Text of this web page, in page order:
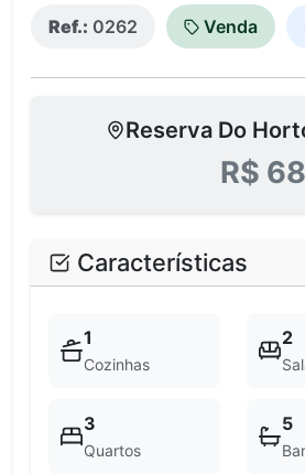
Ref.: 0262 Venda
Reserva Do
R$
Características
1
Cozinhas
2
3
Quartos
5